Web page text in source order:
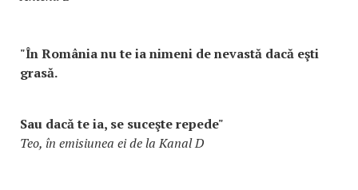
"În România nu te ia nimeni de nevastă dacă eşti
grasă.
Sau dacă te ia, se suceşte repede"
Teo, în emisiunea ei de la Kanal D